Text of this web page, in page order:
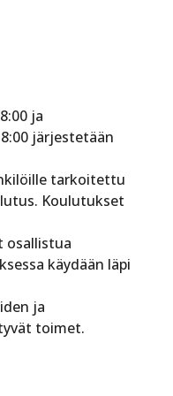
ja
järjestetään
tarkoitettu
Koulutukset
osallistua
käydään läpi
ja
toimet.